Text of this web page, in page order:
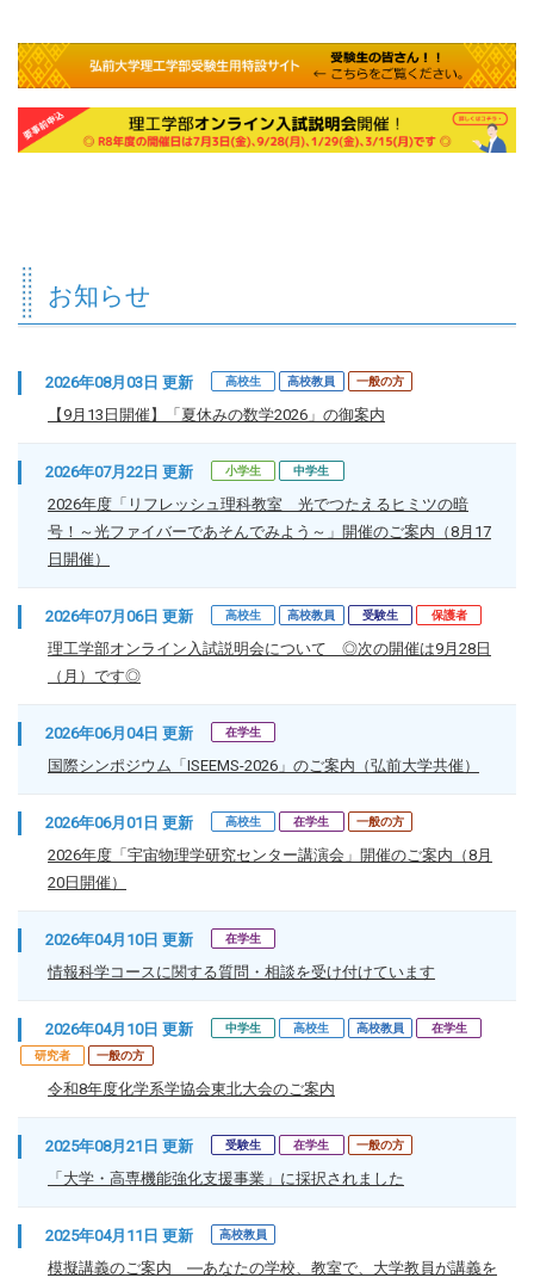
お知らせ
2026年08月03日 更新 高校生 高校教員 一般の方
【9月13日開催】「夏休みの数学2026」の御案内
2026年07月22日 更新 小学生 中学生
2026年度「リフレッシュ理科教室 光でつたえるヒミツの暗
号！～光ファイバーであそんでみよう～」開催のご案内（8月17
日開催）
2026年07月06日 更新 高校生 高校教員 受験生 保護者
理工学部オンライン入試説明会について ◎次の開催は9月28日
（月）です◎
2026年06月04日 更新 在学生
国際シンポジウム「ISEEMS-2026」のご案内（弘前大学共催）
2026年06月01日 更新 高校生 在学生 一般の方
2026年度「宇宙物理学研究センター講演会」開催のご案内（8月
20日開催）
2026年04月10日 更新 在学生
情報科学コースに関する質問・相談を受け付けています
2026年04月10日 更新 中学生 高校生 高校教員
在学生
研究者
一般の方
令和8年度化学系学協会東北大会のご案内
2025年08月21日 更新 受験生 在学生 一般の方
「大学・高専機能強化支援事業」に採択されました
2025年04月11日 更新 高校教員
模擬講義のご案内 ―あなたの学校、教室で、大学教員が講義を